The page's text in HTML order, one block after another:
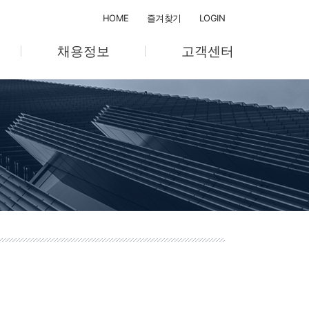
HOME 즐겨찾기 LOGIN
채용정보
교육계획/관리
고객센터
공지사항
온라인 문의